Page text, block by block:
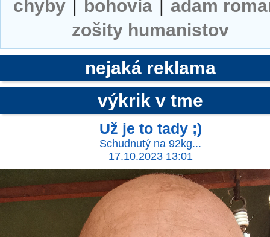
chyby bohovia
adam
zošity humanistov
nejaká reklama
výkrik v tme
Už je to tady ;)
Schudnutý na 92kg...
17.10.2023 13:01